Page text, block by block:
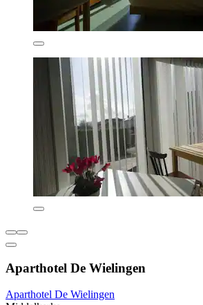
Aparthotel De Wielingen
Aparthotel De Wielingen